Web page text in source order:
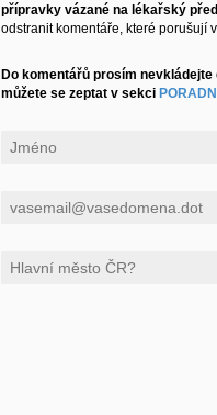
přípravky vázané na lékařský
odstranit komentáře, které porušují
Do komentářů prosím
můžete se zeptat v sekci